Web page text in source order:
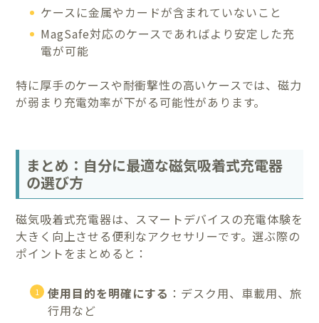
ケースに金属やカードが含まれていないこと
MagSafe対応のケースであればより安定した充
電が可能
特に厚手のケースや耐衝撃性の高いケースでは、磁力
が弱まり充電効率が下がる可能性があります。
まとめ：自分に最適な磁気吸着式充電器
の選び方
磁気吸着式充電器は、スマートデバイスの充電体験を
大きく向上させる便利なアクセサリーです。選ぶ際の
ポイントをまとめると：
使用目的を明確にする ：デスク用、車載用、旅
行用など